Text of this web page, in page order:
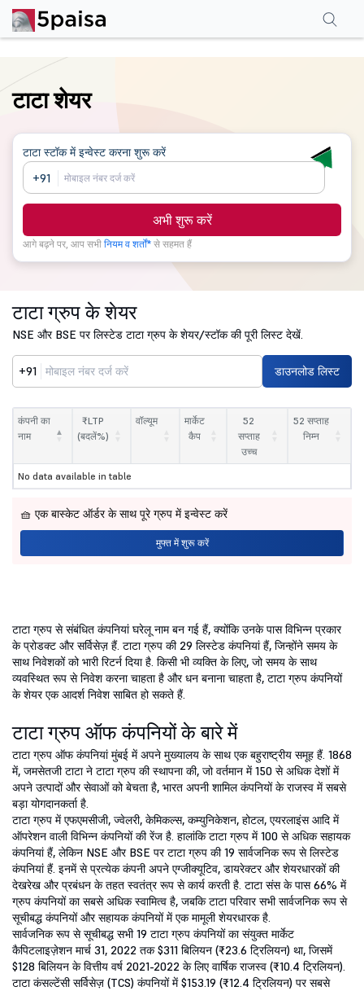
टाटा शेयर
टाटा स्टॉकमें इन्वेस्ट करना शुरू करें
+91
अभी शुरू करें
आगे बढ़ने पर, आप सभी नियम व शर्तों* से सहमत हैं
टाटा ग्रुप के शेयर
NSE और BSE पर लिस्टेड टाटा ग्रुप के शेयर/स्टॉक की पूरी लिस्ट देखें.
+91 डाउनलोड लिस्ट
कंपनी का
नाम
₹LTP
(बदलें%)
वॉल्यूम
मार्केट
कैप
52
सप्ताह
उच्च
52 सप्ताह
निम्न
No data available in table
🧺 एक बास्केट ऑर्डर के साथ पूरे ग्रुप में इन्वेस्ट करें
मुफ्त में शुरू करें
टाटा ग्रुप से संबंधित कंपनियां घरेलू नाम बन गई हैं, क्योंकि उनके पास विभिन्न प्रकार
के प्रोडक्ट और सर्विसेज़ हैं. टाटा ग्रुप की 29 लिस्टेड कंपनियां हैं, जिन्होंने समय के
साथ निवेशकों को भारी रिटर्न दिया है. किसी भी व्यक्ति के लिए, जो समय के साथ
व्यवस्थित रूप से निवेश करना चाहता है और धन बनाना चाहता है, टाटा ग्रुप कंपनियों
के शेयर एक आदर्श निवेश साबित हो सकते हैं.
टाटा ग्रुप ऑफ कंपनियों के बारे में
टाटा ग्रुप ऑफ कंपनियां मुंबई में अपने मुख्यालय के साथ एक बहुराष्ट्रीय समूह हैं. 1868
में, जमसेतजी टाटा ने टाटा ग्रुप की स्थापना की, जो वर्तमान में 150 से अधिक देशों में
अपने उत्पादों और सेवाओं को बेचता है, भारत अपनी शामिल कंपनियों के राजस्व में सबसे
बड़ा योगदानकर्ता है.
टाटा ग्रुप में एफएमसीजी, ज्वेलरी, केमिकल्स, कम्युनिकेशन, होटल, एयरलाइंस आदि में
ऑपरेशन वाली विभिन्न कंपनियों की रेंज है. हालांकि टाटा ग्रुप में 100 से अधिक सहायक
कंपनियां हैं, लेकिन NSE और BSE पर टाटा ग्रुप की 19 सार्वजनिक रूप से लिस्टेड
कंपनियां हैं. इनमें से प्रत्येक कंपनी अपने एग्जीक्यूटिव, डायरेक्टर और शेयरधारकों की
देखरेख और प्रबंधन के तहत स्वतंत्र रूप से कार्य करती है. टाटा संस के पास 66% में
ग्रुप कंपनियों का सबसे अधिक स्वामित्व है, जबकि टाटा परिवार सभी सार्वजनिक रूप से
सूचीबद्ध कंपनियों और सहायक कंपनियों में एक मामूली शेयरधारक है.
सार्वजनिक रूप से सूचीबद्ध सभी 19 टाटा ग्रुप कंपनियों का संयुक्त मार्केट
कैपिटलाइज़ेशन मार्च 31, 2022 तक $311 बिलियन (₹23.6 ट्रिलियन) था, जिसमें
$128 बिलियन के वित्तीय वर्ष 2021-2022 के लिए वार्षिक राजस्व (₹10.4 ट्रिलियन).
टाटा कंसल्टेंसी सर्विसेज़ (TCS) कंपनियों में $153.19 (₹12.4 ट्रिलियन) पर सबसे